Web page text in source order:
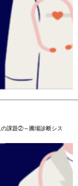
課題②～圃場診断シス